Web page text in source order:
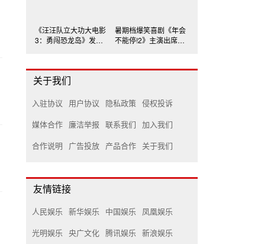
《汪汪队立大功大电影
3：勇闯恐龙岛》发布
暑期档爆笑喜剧《年会
不能停!2》主演出席深
关于我们
入驻协议 用户协议 隐私政策 侵权投诉
媒体合作 廉洁举报 联系我们 加入我们
合作说明
广告投放 产品合作 关于我们
友情链接
人民娱乐 新华娱乐 中国娱乐
凤凰娱乐
光明娱乐 央广文化 腾讯娱乐 新浪娱乐